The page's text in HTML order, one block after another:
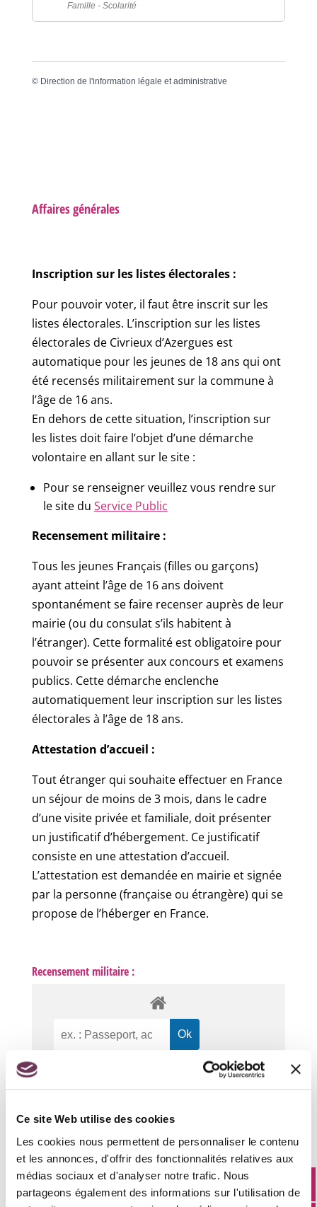
Ce site Web utilise des cookies
Les cookies nous permettent de personnaliser le contenu
et les annonces, d'offrir des fonctionnalités relatives aux
médias sociaux et d'analyser notre trafic. Nous
partageons également des informations sur l'utilisation de
Famille - Scolarité
© Direction de l'information légale et administrative
Affaires générales
Inscription sur les listes électorales :
Pour pouvoir voter, il faut être inscrit sur les
listes électorales. L’inscription sur les listes
électorales de Civrieux d’Azergues est
automatique pour les jeunes de 18 ans qui ont
été recensés militairement sur la commune à
l’âge de 16 ans.
En dehors de cette situation, l’inscription sur
les listes doit faire l’objet d’une démarche
volontaire en allant sur le site :
Pour se renseigner veuillez vous rendre sur
le site du Service Public
Recensement militaire :
Tous les jeunes Français (filles ou garçons)
ayant atteint l’âge de 16 ans doivent
spontanément se faire recenser auprès de leur
mairie (ou du consulat s’ils habitent à
l’étranger). Cette formalité est obligatoire pour
pouvoir se présenter aux concours et examens
publics. Cette démarche enclenche
automatiquement leur inscription sur les listes
électorales à l’âge de 18 ans.
Attestation d’accueil :
Tout étranger qui souhaite effectuer en France
un séjour de moins de 3 mois, dans le cadre
d’une visite privée et familiale, doit présenter
un justificatif d’hébergement. Ce justificatif
consiste en une attestation d’accueil.
L’attestation est demandée en mairie et signée
par la personne (française ou étrangère) qui se
propose de l’héberger en France.
Recensement militaire :
Élections
> Carte d'identité>
Question-réponse